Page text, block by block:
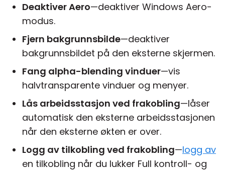
Deaktiver Aero—deaktiver Windows Aero-
modus.
Fjern bakgrunnsbilde—deaktiver
bakgrunnsbildet på den eksterne skjermen.
Fang alpha-blending vinduer—vis
halvtransparente vinduer og menyer.
Lås arbeidsstasjon ved frakobling—låser
automatisk den eksterne arbeidsstasjonen
når den eksterne økten er over.
Logg av tilkobling ved frakobling—logg av
en tilkobling når du lukker Full kontroll- og